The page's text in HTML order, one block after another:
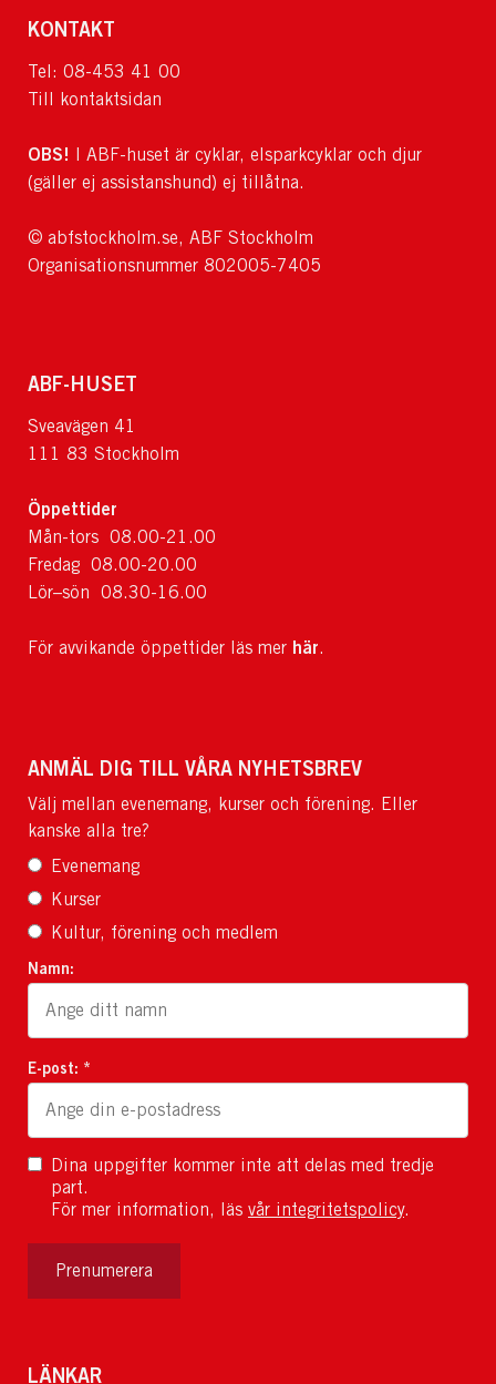
KONTAKT
Tel: 08-453 41 00
Till kontaktsidan
OBS! I ABF-huset är cyklar, elsparkcyklar och djur
(gäller ej assistanshund) ej tillåtna.
© abfstockholm.se, ABF Stockholm
Organisationsnummer 802005-7405
ABF-HUSET
Sveavägen 41
111 83 Stockholm
Öppettider
Mån-tors 08.00-21.00
Fredag 08.00-20.00
Lör–sön 08.30-16.00
För avvikande öppettider läs mer här.
ANMÄL DIG TILL VÅRA NYHETSBREV
Välj mellan evenemang, kurser och förening. Eller
kanske alla tre?
Evenemang
Kurser
Kultur, förening och medlem
Namn:
E-post: *
Dina uppgifter kommer inte att delas med tredje
part.
För mer information, läs vår integritetspolicy.
Prenumerera
LÄNKAR